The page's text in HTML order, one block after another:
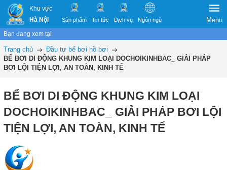
Khu vực
Hà Nội
Sản phẩm Tin tức Dịch vụ Ngôn ngữ Menu
Bạn đang xem tại
Trang chủ
Đầu tư bể bơi hồ bơi
BỂ BƠI DI ĐỘNG KHUNG KIM LOẠI DOCHOIKINHBAC_ GIẢI PHÁP
BƠI LỘI TIỆN LỢI, AN TOÀN, KINH TẾ
BỂ BƠI DI ĐỘNG KHUNG KIM LOẠI
DOCHOIKINHBAC_ GIẢI PHÁP BƠI LỘI
TIỆN LỢI, AN TOÀN, KINH TẾ